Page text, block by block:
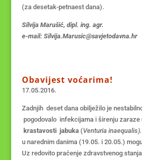
(za desetak-petnaest dana).
Silvija Marušić, dipl. ing. agr.
e-mail: Silvija.Marusic@savjetodavna.hr
Obavijest voćarima!
17.05.2016.
Zadnjih deset dana obilježilo je
pogodovalo infekcijama i širenju zaraze
krastavosti jabuka(Venturia inaequalis).
u narednim danima (19.05. i 20.05.)
Uz redovito praćenje zdravstvenog